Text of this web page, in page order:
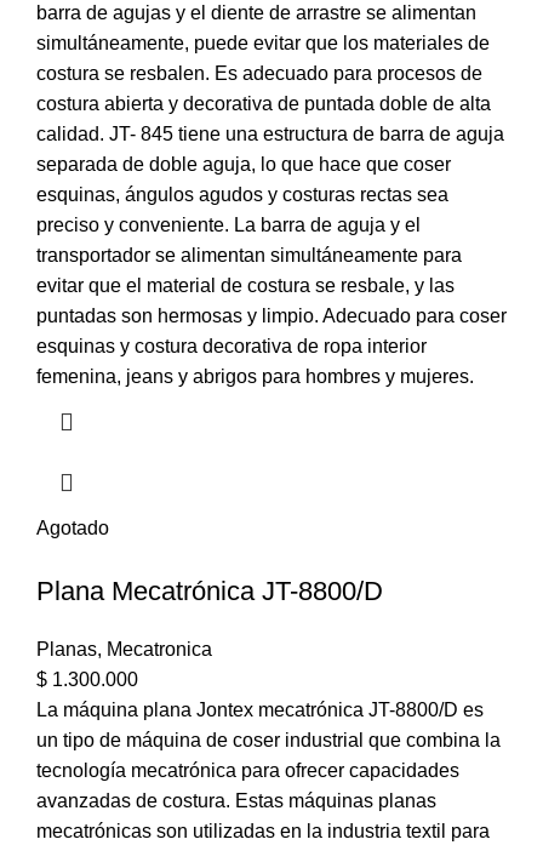
barra de agujas y el diente de arrastre se alimentan
simultáneamente, puede evitar que los materiales de
costura se resbalen. Es adecuado para procesos de
costura abierta y decorativa de puntada doble de alta
calidad. JT- 845 tiene una estructura de barra de aguja
separada de doble aguja, lo que hace que coser
esquinas, ángulos agudos y costuras rectas sea
preciso y conveniente. La barra de aguja y el
transportador se alimentan simultáneamente para
evitar que el material de costura se resbale, y las
puntadas son hermosas y limpio. Adecuado para coser
esquinas y costura decorativa de ropa interior
femenina, jeans y abrigos para hombres y mujeres.
Agotado
Plana Mecatrónica JT-8800/D
Planas, Mecatronica
$ 1.300.000
La máquina plana Jontex mecatrónica JT-8800/D es
un tipo de máquina de coser industrial que combina la
tecnología mecatrónica para ofrecer capacidades
avanzadas de costura. Estas máquinas planas
mecatrónicas son utilizadas en la industria textil para